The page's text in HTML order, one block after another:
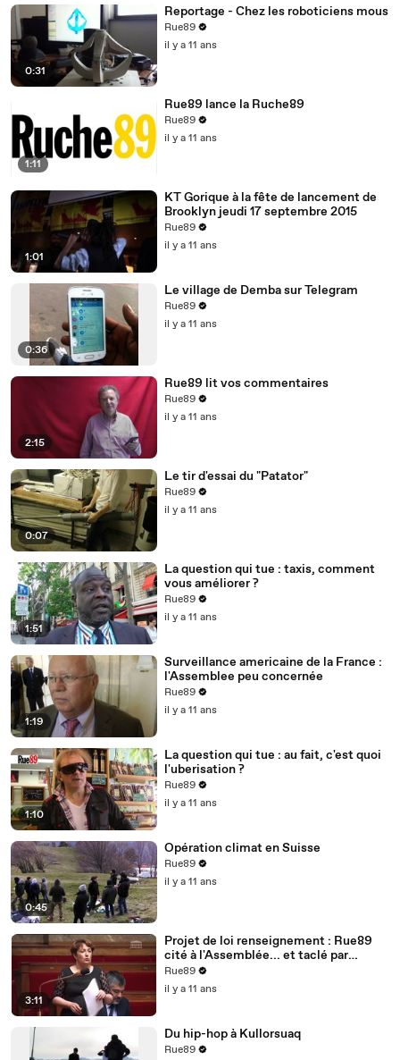
0:31
Reportage - Chez les roboticiens mous
Rue89
il y a 11 ans
1:11
Rue89 lance la Ruche89
Rue89
il y a 11 ans
1:01
KT Gorique à la fête de lancement de
Brooklyn jeudi 17 septembre 2015
Rue89
il y a 11 ans
0:36
Le village de Demba sur Telegram
Rue89
il y a 11 ans
2:15
Rue89 lit vos commentaires
Rue89
il y a 11 ans
0:07
Le tir d'essai du "Patator"
Rue89
il y a 11 ans
1:51
La question qui tue : taxis, comment
vous améliorer ?
Rue89
il y a 11 ans
1:19
Surveillance americaine de la France :
l'Assemblee peu concernée
Rue89
il y a 11 ans
1:10
La question qui tue : au fait, c'est quoi
l'uberisation ?
Rue89
il y a 11 ans
0:45
Opération climat en Suisse
Rue89
il y a 11 ans
3:11
Projet de loi renseignement : Rue89
cité à l'Assemblée... et taclé par
Bernard Cazeneuve
Rue89
il y a 11 ans
Du hip-hop à Kullorsuaq
Rue89